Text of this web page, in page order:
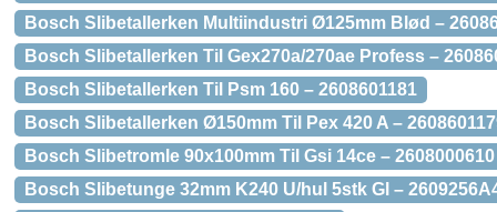
Bosch Slibetallerken Multiindustri Ø125mm Blød –
Bosch Slibetallerken Til Gex270a/270ae Profess –
Bosch Slibetallerken Til Psm 160 – 2608601181
Bosch Slibetallerken Ø150mm Til Pex 420 A –
Bosch Slibetromle 90x100mm Til Gsi 14ce – 2608000610
Bosch Slibetunge 32mm K240 U/hul 5stk Gl –